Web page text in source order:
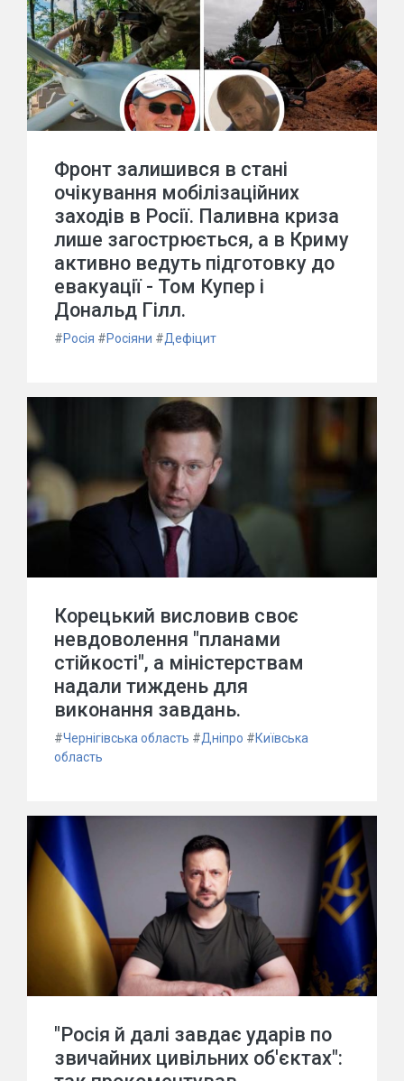
Фронт залишився в стані
очікування мобілізаційних
заходів в Росії. Паливна криза
лише загострюється, а в Криму
активно ведуть підготовку до
евакуації - Том Купер і
Дональд Гілл.
#Росія #Росіяни #Дефіцит
Корецький висловив своє
невдоволення "планами
стійкості", а міністерствам
надали тиждень для
виконання завдань.
#Чернігівська область #Дніпро #Київська
область
"Росія й далі завдає ударів по
звичайних цивільних об'єктах":